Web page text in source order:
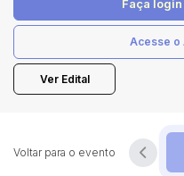
Faça login
Acesse o
Ver Edital
Voltar para o evento